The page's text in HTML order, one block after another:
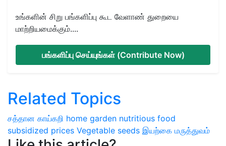
உங்களின் சிறு பங்களிப்பு கூட வேளாண் துறையை
மாற்றியமைக்கும்....
பங்களிப்பு செய்யுங்கள் (Contribute Now)
Related Topics
சத்தான காய்கறி home garden nutritious food
subsidized prices Vegetable seeds இயற்கை மருத்துவம்